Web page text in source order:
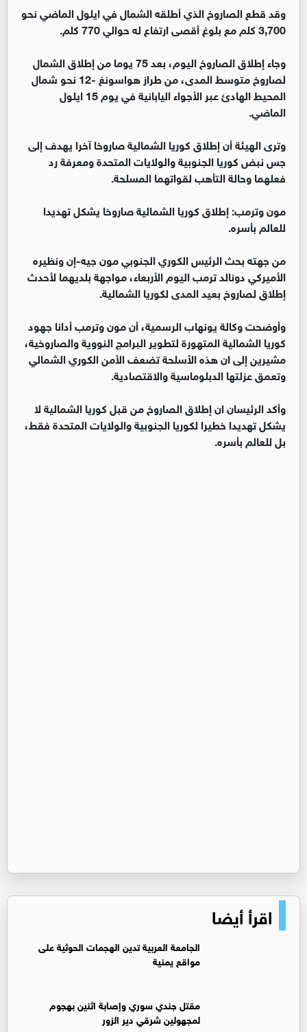
وقد قطع الصاروخ الذي أطلقه الشمال في ايلول الماضي نحو
3,700 كلم مع بلوغ أقصى ارتفاع له حوالي 770 كلم.
وجاء إطلاق الصاروخ اليوم، بعد 75 يوما من إطلاق الشمال
لصاروخ متوسط المدى، من طراز هواسونغ -12 نحو شمال
المحيط الهادئ عبر الأجواء اليابانية في يوم 15 ايلول
الماضي.
وترى الهيئة أن إطلاق كوريا الشمالية صاروخا آخرا يهدف إلى
جس نبض كوريا الجنوبية والولايات المتحدة ومعرفة رد
فعلهما وحالة التأهب لقواتهما المسلحة.
مون وترمب: إطلاق كوريا الشمالية صاروخا يشكل تهديدا
للعالم بأسره.
من جهته بحث الرئيس الكوري الجنوبي مون جيه-إن ونظيره
الأميركي دونالد ترمب اليوم الأربعاء، مواجهة بلديهما لأحدث
إطلاق لصاروخ بعيد المدى لكوريا الشمالية.
وأوضحت وكالة يونهاب الرسمية، أن مون وترمب أدانا جهود
كوريا الشمالية المتهورة لتطوير البرامج النووية والصاروخية،
مشيرين إلى ان هذه الأسلحة تضعف الأمن الكوري الشمالي
وتعمق عزلتها الدبلوماسية والاقتصادية.
وأكد الرئيسان ان إطلاق الصاروخ من قبل كوريا الشمالية لا
يشكل تهديدا خطيرا لكوريا الجنوبية والولايات المتحدة فقط،
بل للعالم بأسره.
اقرأ أيضا
الجامعة العربية تدين الهجمات الحوثية على
مواقع يمنية
مقتل جندي سوري وإصابة اثنين بهجوم
لمجهولين شرقي دير الزور